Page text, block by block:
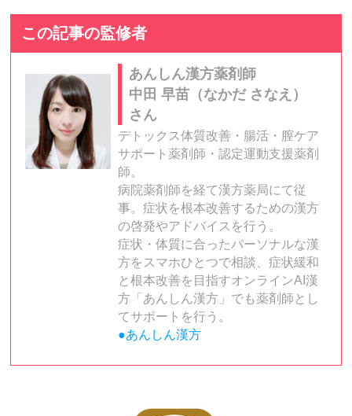
この記事の監修者
あんしん漢方薬剤師
中田 早苗（なかだ さなえ）
さん
デトックス体質改善・腸活・膣ケア
サポート薬剤師・認定運動支援薬剤
師。
病院薬剤師を経て漢方薬局にて従
事。症状を根本改善するための漢方
の啓発やアドバイスを行う。
症状・体質に合ったパーソナルな漢
方をスマホひとつで相談、症状緩和
と根本改善を目指すオンラインAI漢
方「あんしん漢方」でも薬剤師とし
てサポートを行う。
●あんしん漢方